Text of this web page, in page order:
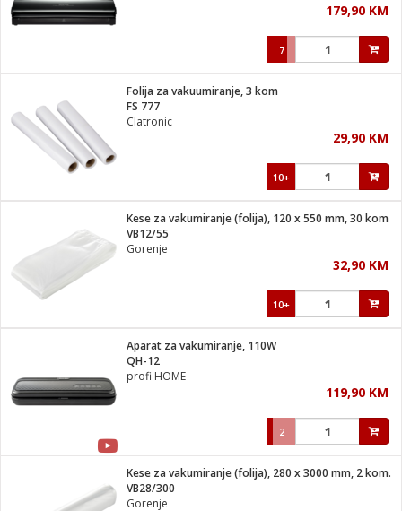
179,90 KM
7
Folija za vakuumiranje, 3 kom
FS 777
Clatronic
29,90 KM
10+
Kese za vakumiranje (folija), 120 x 550 mm, 30 kom
VB12/55
Gorenje
32,90 KM
10+
Aparat za vakumiranje, 110W
QH-12
profi HOME
119,90 KM
2
Kese za vakumiranje (folija), 280 x 3000 mm, 2 kom.
VB28/300
Gorenje